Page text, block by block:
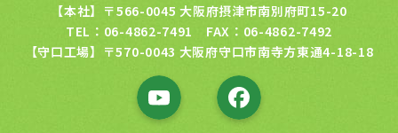
【本社】〒566-0045 大阪府摂津市南別府町15-20
TEL：06-4862-7491 FAX：06-4862-7492
【守口工場】〒570-0043 大阪府守口市南寺方東通4-18-18